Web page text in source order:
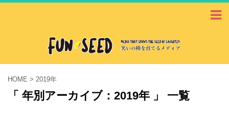
HOME > 2019年
「 年別アーカイブ：2019年 」 一覧